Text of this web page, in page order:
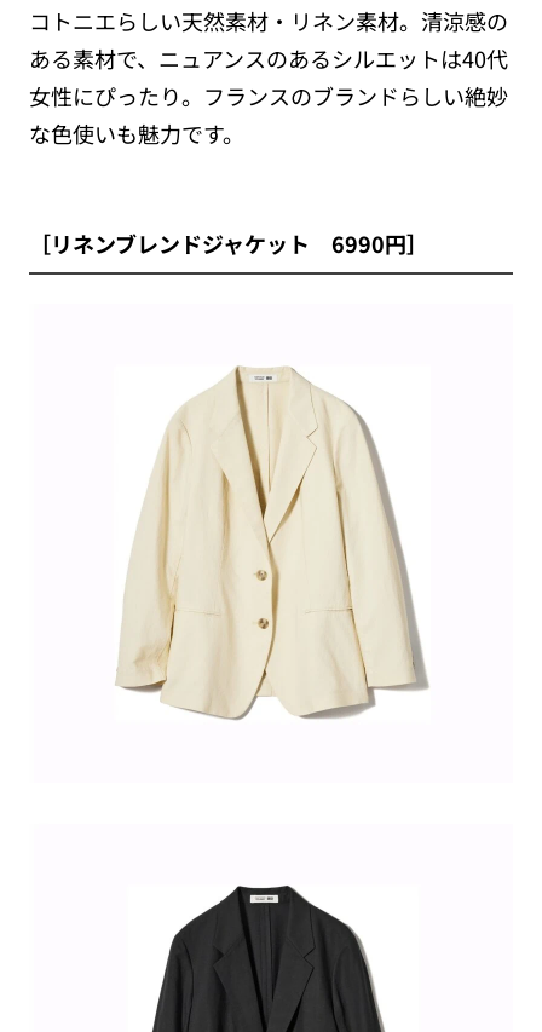
コトニエらしい天然素材・リネン素材。清涼感の
ある素材で、ニュアンスのあるシルエットは40代
女性にぴったり。フランスのブランドらしい絶妙
な色使いも魅力です。
［リネンブレンドジャケット 6990円］